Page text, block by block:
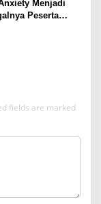
Menjadi
Peserta
fields are marked